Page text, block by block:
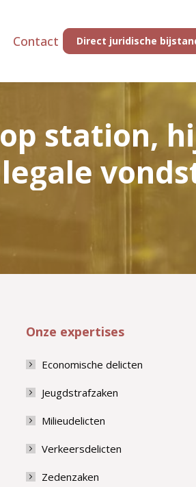
Contact Direct juridische
station,
Onze expertises
Economische delicten
Jeugdstrafzaken
Milieudelicten
Verkeersdelicten
Zedenzaken